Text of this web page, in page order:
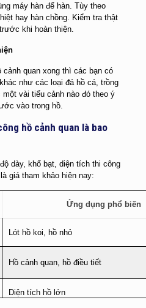
máy hàn để hàn. Tùy theo
hay hàn chồng. Kiểm tra thật
khi hoàn thiện.
cảnh quan xong thì các bạn có
như các loại đá hồ cá, trồng
vài tiểu cảnh nào đó theo ý
vào trong hồ.
hồ cảnh quan là bao
dày, khổ bạt, diện tích thi công
giá tham khảo hiện nay:
Ứng dụng phổ biến
Lót hồ koi, hồ nhỏ
Hồ cảnh quan, hồ điều tiết
Diện tích hồ lớn